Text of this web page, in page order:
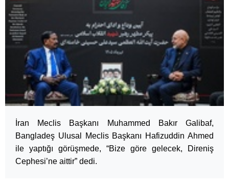
İran Meclis Başkanı Muhammed Bakır Galibaf,
Bangladeş Ulusal Meclis Başkanı Hafizuddin Ahmed
ile yaptığı görüşmede, “Bize göre gelecek, Direniş
Cephesi’ne aittir” dedi.